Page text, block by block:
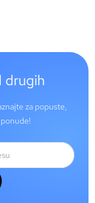
drugih
za popuste,